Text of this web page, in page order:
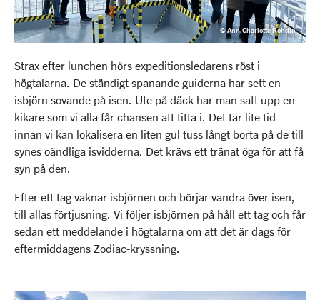
Strax efter lunchen hörs expeditionsledarens röst i
högtalarna. De ständigt spanande guiderna har sett en
isbjörn sovande på isen. Ute på däck har man satt upp en
kikare som vi alla får chansen att titta i. Det tar lite tid
innan vi kan lokalisera en liten gul tuss långt borta på de till
synes oändliga isvidderna. Det krävs ett tränat öga för att få
syn på den.
Efter ett tag vaknar isbjörnen och börjar vandra över isen,
till allas förtjusning. Vi följer isbjörnen på håll ett tag och får
sedan ett meddelande i högtalarna om att det är dags för
eftermiddagens Zodiac-kryssning.
© Ann-Charlotte Rohdin